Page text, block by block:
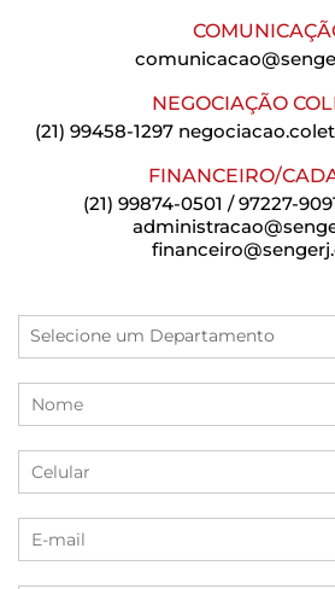
NEGOCIAÇÃO
(21) 99458-1297
FINANCEIRO/
(21) 99874-0501 / 97227-